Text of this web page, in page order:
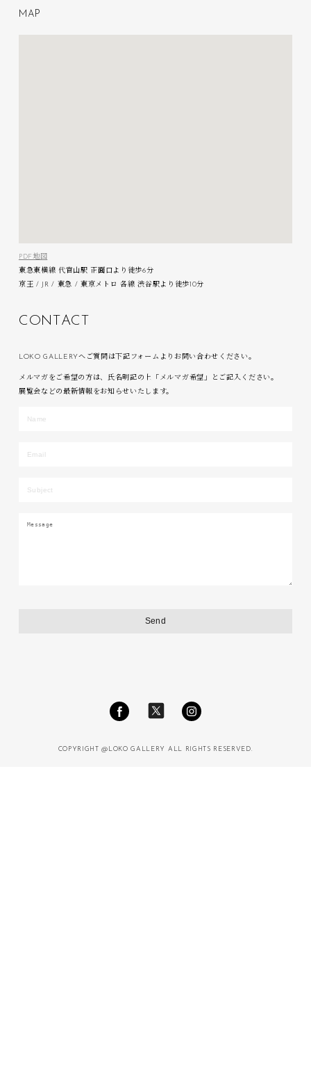
M A P
PDF地図
東急東横線 代官山駅 正面口より徒歩6分
京王 / JR / 東急 / 東京メトロ 各線 渋谷駅より徒歩10分
C ON T AC T
LOKO GALLERYへご質問は下記フォームよりお問い合わせください。
メルマガをご希望の方は、氏名明記の上「メルマガ希望」とご記入ください。
展覧会などの最新情報をお知らせいたします。
COPYRIGHT @LOKO GALLERY ALL RIGHTS RESERVED.